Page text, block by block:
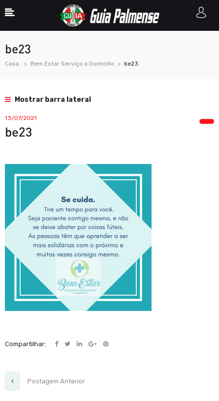
be23
Casa Bem Estar Serviço a Domicílio be23
Mostrar barra lateral
13/07/2021
be23
Compartilhar:
Postagem Anterior